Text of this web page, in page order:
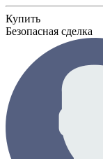
Купить
Безопасная сделка